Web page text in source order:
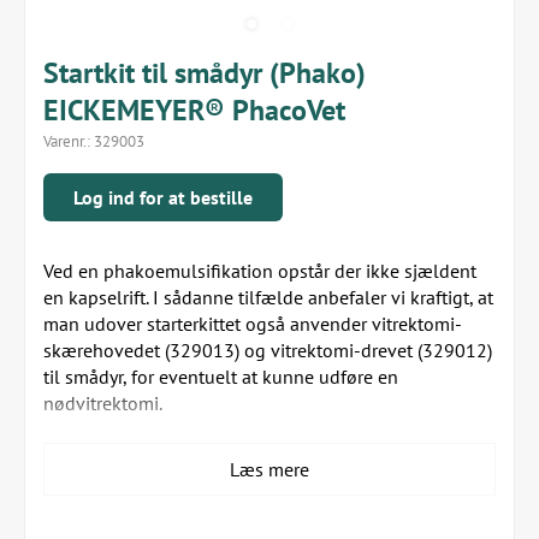
Startkit til smådyr (Phako)
EICKEMEYER® PhacoVet
Varenr.: 329003
Log ind for at bestille
Ved en phakoemulsifikation opstår der ikke sjældent
en kapselrift. I sådanne tilfælde anbefaler vi kraftigt, at
man udover starterkittet også anvender vitrektomi-
skærehovedet (329013) og vitrektomi-drevet (329012)
til smådyr, for eventuelt at kunne udføre en
nødvitrektomi.
Læs mere